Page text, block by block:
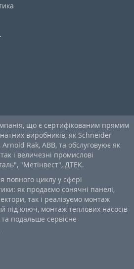
що є сертифікованим прямим
виробників, як Schneider
Rak, ABB, та обслуговуює як
і величезні промислові
"Метінвест", ДТЕК.
повного циклу у сфері
як продаємо сонячні панелі,
так і реалізуємо монтаж
під ключ, монтаж теплових насосів
подальше сервісне